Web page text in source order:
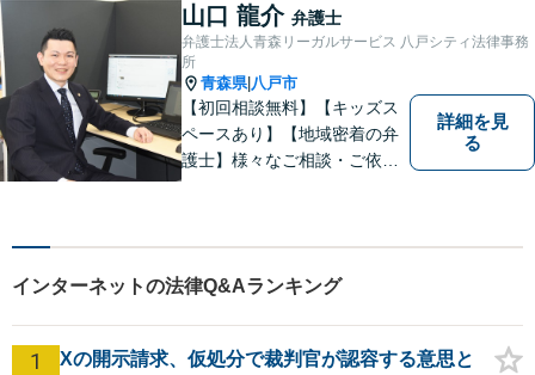
山口 龍介 弁護士
弁護士法人青森リーガルサービス 八戸シティ法律事務
所
青森県| 八戸市
【初回相談無料】【キッズス
ペースあり】【地域密着の弁
護士】様々なご相談・ご依頼
詳細を見
る
インターネットの法律Q&Aランキング
1
Xの開示請求、仮処分で裁判官が認容する意思と